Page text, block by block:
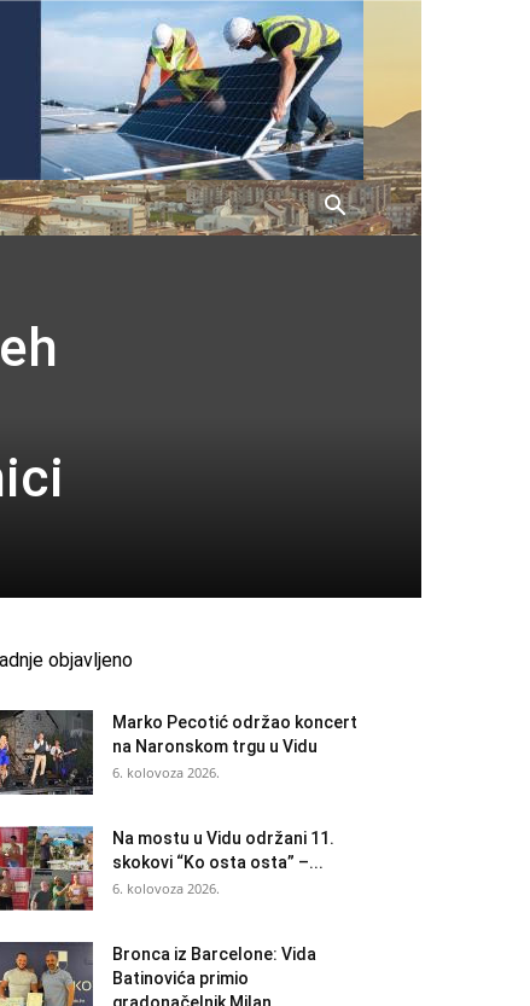
objavljeno
Marko Pecotić održao koncert
na Naronskom trgu u Vidu
6. kolovoza 2026.
Na mostu u Vidu održani 11.
skokovi “Ko osta osta” –...
6. kolovoza 2026.
Bronca iz Barcelone: Vida
Batinovića primio